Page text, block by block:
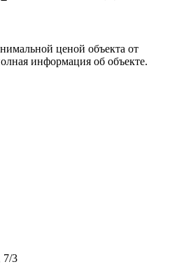
ценой объекта от
информация об объекте.
7/3